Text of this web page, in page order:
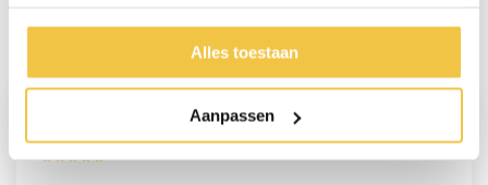
Alles toestaan
Aanpassen
(3)
Ellen Bolsius